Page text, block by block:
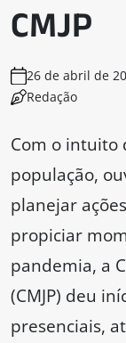
CMJP
26 de abril de
Redação
Com o intuito
população,
planejar
propiciar
pandemia, a
(CMJP) deu
presenciais,